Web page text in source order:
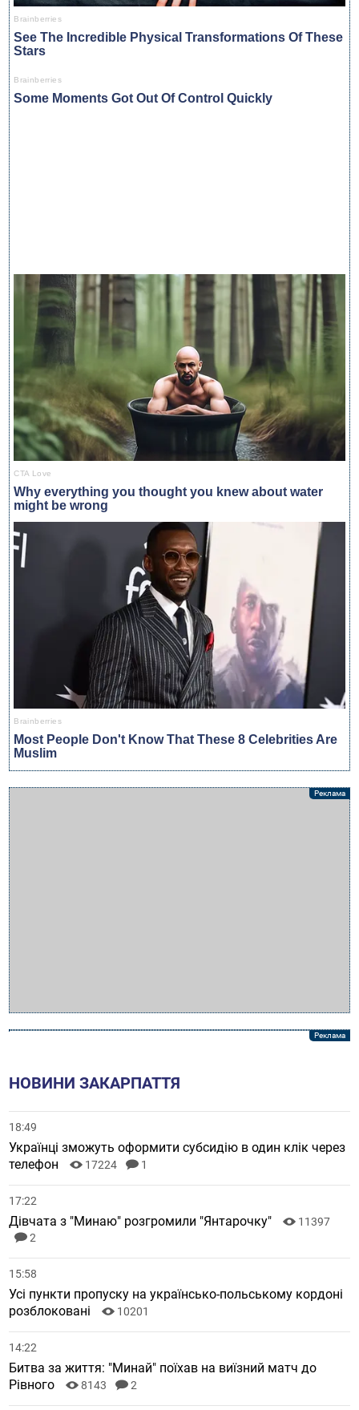
НОВИНИ ЗАКАРПАТТЯ
18:49
Українці зможуть оформити субсидію в один клік через
телефон
17224 1
17:22
Дівчата з "Минаю" розгромили "Янтарочку"
11397
2
15:58
Усі пункти пропуску на українсько-польському кордоні
розблоковані
10201
14:22
Битва за життя: "Минай" поїхав на виїзний матч до
Рівного
8143 2